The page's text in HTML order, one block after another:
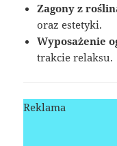
Zagony z
oraz estetyki.
Wyposażenie
trakcie relaksu.
Reklama